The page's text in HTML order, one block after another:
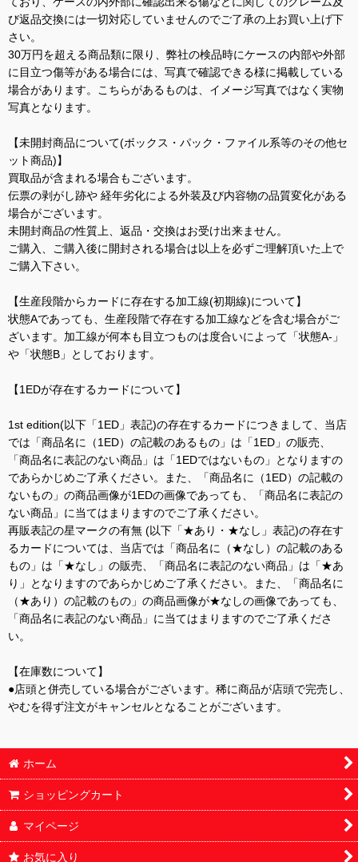
び返品交換には一切対応していませんのでご了承の上お買い上げ下
さい。
30万円を超える商品類に限り、弊社の検品時にケースの内部や外部
に目立つ傷等がある場合には、写真で確認できる様に掲載している
場合があります。こちらがあるものは、イメージ写真ではなく実物
写真となります。
【未開封商品について(ボックス・パック・ファイル系等のその他セ
ット商品)】
買取品が含まれる場合もございます。
伝票の剥がし跡や 経年劣化による外装及び内容物の品質変化がある
場合がございます。
未開封商品の性質上、返品・交換はお受け出来ません。
ご購入、ご購入後に開封される場合は以上を必ずご理解頂いた上で
ご購入下さい。
【生産段階からカードに存在する加工線(初期線)について】
状態Aであっても、生産段階で存在する加工線などを含む場合がご
ざいます。加工線が何本も目立つものは度合いによって「状態A-」
や「状態B」としております。
【1EDが存在するカードについて】
1st edition(以下「1ED」表記)の存在するカードにつきまして、当店
では「商品名に（1ED）の記載のあるもの」は「1ED」の販売、
「商品名に表記のない商品」は「1EDではないもの」となりますの
であらかじめご了承ください。また、「商品名に（1ED）の記載の
ないもの」の商品画像が1EDの画像であっても、「商品名に表記の
ない商品」に当てはまりますのでご了承ください。
再販表記の星マークの有無 (以下「★あり・★なし」表記)の存在す
るカードについては、当店では「商品名に（★なし）の記載のある
もの」は「★なし」の販売、「商品名に表記のない商品」は「★あ
り」となりますのであらかじめご了承ください。また、「商品名に
（★あり）の記載のもの」の商品画像が★なしの画像であっても、
「商品名に表記のない商品」に当てはまりますのでご了承くださ
い。
【在庫数について】
●店頭と併売している場合がございます。稀に商品が店頭で完売し、
やむを得ず注文がキャンセルとなることがございます。
ホーム
ショッピングカート
マイページ
お気に入り